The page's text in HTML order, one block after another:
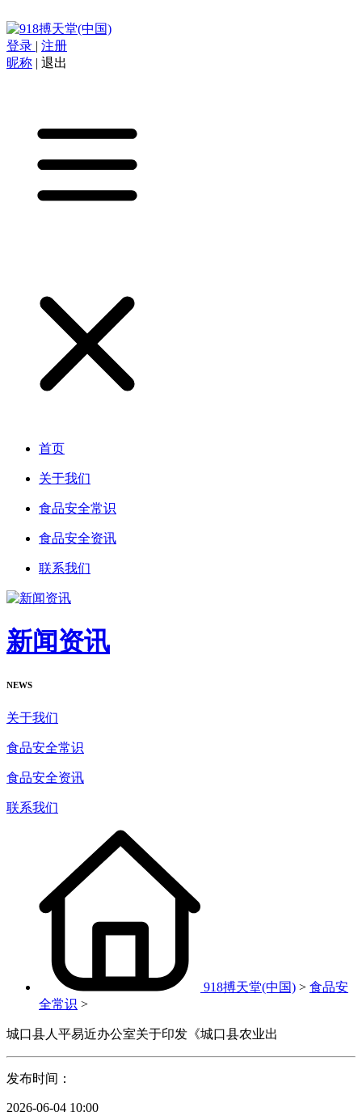
登录 | 注册
昵称 | 退出
首页
关于我们
食品安全常识
食品安全资讯
联系我们
新闻资讯
NEWS
关于我们
食品安全常识
食品安全资讯
联系我们
918搏天堂(中国) > 食品安
全常识 >
城口县人平易近办公室关于印发《城口县农业出
发布时间：
2026-06-04 10:00